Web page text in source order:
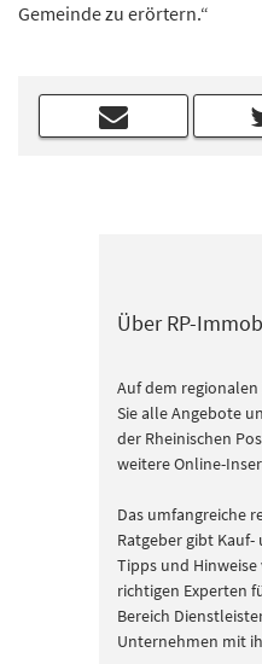
Gemeinde zu erörtern.“
Über RP-
Auf dem
Sie alle Angebote
der Rheinischen
weitere Online-
Das umfangreiche
Ratgeber gibt
Tipps und
richtigen Experten
Bereich
Unternehmen mit